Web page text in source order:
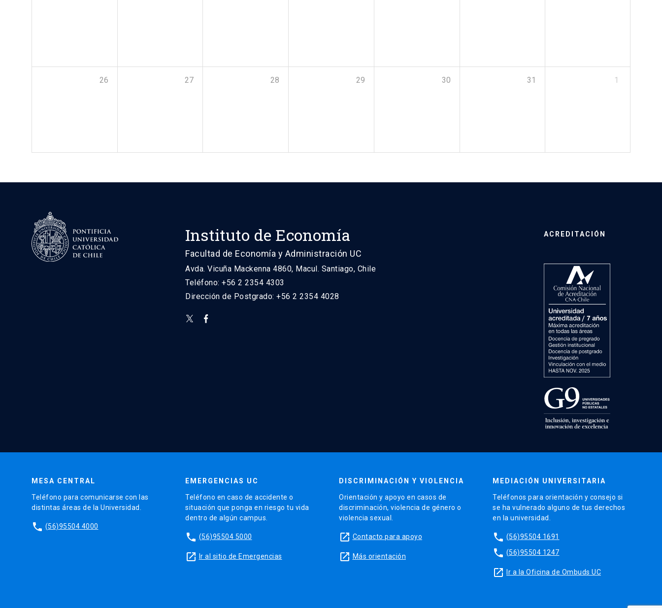
26 27 28 29 30 31 1
Instituto de Economía
Facultad de Economía y Administración UC
Avda. Vicuña Mackenna 4860, Macul. Santiago, Chile
Teléfono: +56 2 2354 4303
Dirección de Postgrado: +56 2 2354 4028
ACREDITACIÓN
MESA CENTRAL
Teléfono para comunicarse con las
distintas áreas de la Universidad.
phone (56)95504 4000
EMERGENCIAS UC
Teléfono en caso de accidente o
situación que ponga en riesgo tu vida
dentro de algún campus.
phone (56)95504 5000
launch Ir al sitio de Emergencias
DISCRIMINACIÓN Y VIOLENCIA
Orientación y apoyo en casos de
discriminación, violencia de género o
violencia sexual.
launch Contacto para apoyo
launch Más orientación
MEDIACIÓN UNIVERSITARIA
Teléfonos para orientación y consejo si
se ha vulnerado alguno de tus derechos
en la universidad.
phone (56)95504 1691
phone (56)95504 1247
launch Ir a la Oficina de Ombuds UC